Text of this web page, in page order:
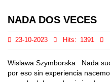
NADA DOS VECES
23-10-2023 Hits: 1391
Wislawa Szymborska Nada
por eso sin experiencia